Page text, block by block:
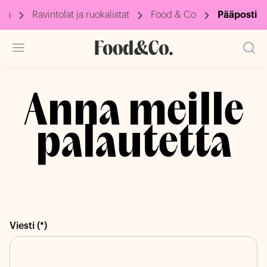
Ravintolat ja ruokalistat Food & Co Pääposti
Anna meille
palautetta
Viesti